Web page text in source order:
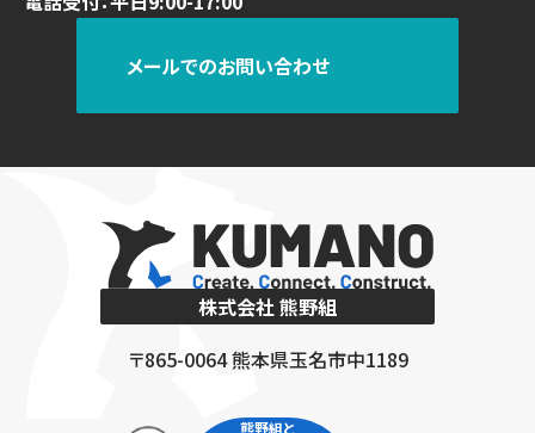
メールでのお問い合わせ
株式会社 熊野組
〒865-0064 熊本県玉名市中1189
熊野組と